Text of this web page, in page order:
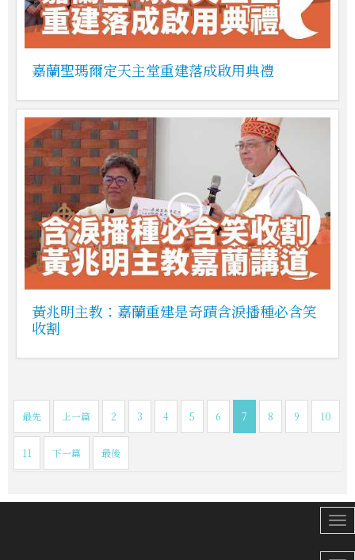
嘉蘭聖瑪爾定天主堂重建落成啟用典禮
黃兆明主教：嘉蘭重建是奇蹟含淚播種必含笑
收割
最先 上一篇 2 3 4 5 6 7 8 9 10
11 下一篇 最後